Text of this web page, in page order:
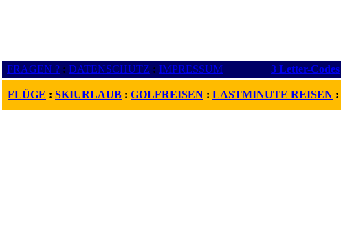
FRAGEN ? : DATENSCHUTZ : IMPRESSUM 3 Letter-Codes
FLÜGE : SKIURLAUB : GOLFREISEN : LASTMINUTE REISEN :